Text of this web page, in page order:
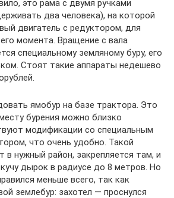
это рама с двумя ручками
два человека), на которой
двигатель с редуктором, для
момента. Вращение с вала
специальному земляному буру, его
Стоят такие аппараты недешево
ямобур на базе трактора. Это
бурения можно близко
модификации со специальным
что очень удобно. Такой
в нужный район, закрепляется там, и
дырок в радиусе до 8 метров. Но
меньше всего, так как
землебур: захотел — проснулся